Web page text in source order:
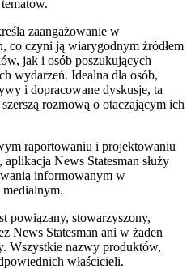
zaangażowanie w
co czyni ją wiarygodnym źródłem
jak i osób poszukujących
wydarzeń. Idealna dla osób,
i dopracowane dyskusje, ta
rozmową o otaczającym ich
raportowaniu i projektowaniu
News Statesman służy
informowanym w
powiązany, stowarzyszony,
News Statesman ani w żaden
Wszystkie nazwy produktów,
właścicieli.